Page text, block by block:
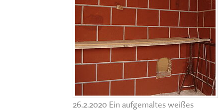
26.2.2020 Ein aufgemaltes weißes